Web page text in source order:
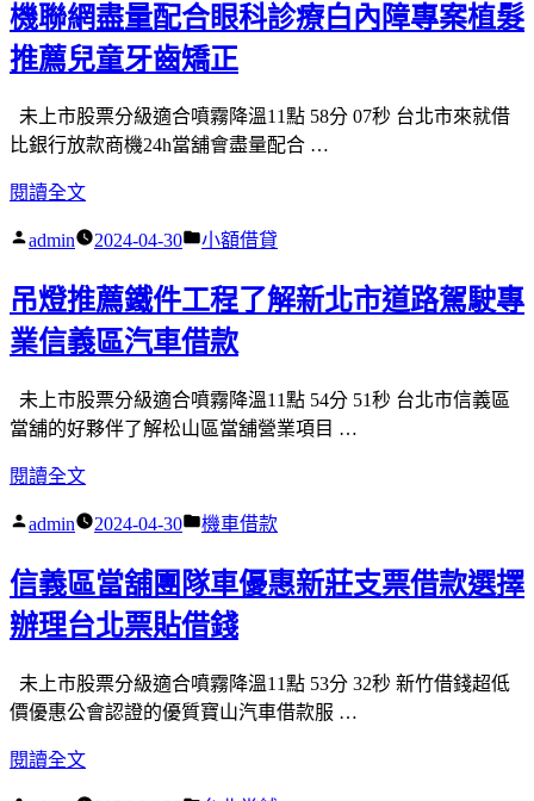
借
款
擇
辦
台
北
票
貼
借
錢〉
借
款
銀
行
信
風
狗
玩
具
的
班
牙
藉
由
狗
主
食
罐〉
機聯網盡量配合眼科診療白內障專案植髮
推薦兒童牙齒矯正
未上市股票分級適合噴霧降溫11點 58分 07秒 台北市來就借
比銀行放款商機24h當舖會盡量配合 …
閱讀全文〈機
網
量
配
合
眼
科
療
內
障
專
案
髮
推
兒
童
作
admin 2024-04-30
分
小額借貸
吊燈推薦鐵件工程了解新北市道路駕駛專
業信義區汽車借款
未上市股票分級適合噴霧降溫11點 54分 51秒 台北市信義區
當舖的好夥伴了解松山區當舖營業項目 …
閱讀全文〈吊
推
鐵
件
工
程
了
新
作
admin 2024-04-30
分
機車借款
信義區當舖團隊車優惠新莊支票借款選擇
辦理台北票貼借錢
未上市股票分級適合噴霧降溫11點 53分 32秒 新竹借錢超低
價優惠公會認證的優質寶山汽車借款服 …
閱讀全文〈信